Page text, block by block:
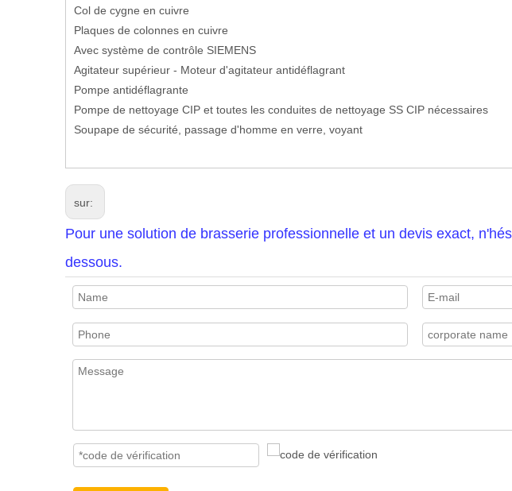
Col de cygne en cuivre
Plaques de colonnes en cuivre
Avec système de contrôle SIEMENS
Agitateur supérieur - Moteur d'agitateur antidéflagrant
Pompe antidéflagrante
Pompe de nettoyage CIP et toutes les conduites de nettoyage SS CIP nécessaires
Soupape de sécurité, passage d'homme en verre, voyant
sur:
Pour une solution de brasserie professionnelle et un devis exact,
dessous.